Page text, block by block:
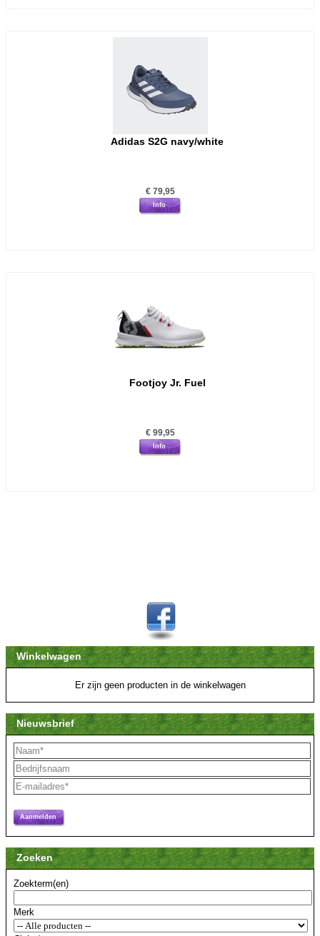
Adidas S2G navy/white
€ 79,95
Info
Footjoy Jr. Fuel
€ 99,95
Info
Winkelwagen
Er zijn geen producten in de winkelwagen
Nieuwsbrief
Aanmelden
Zoeken
Zoekterm(en)
Merk